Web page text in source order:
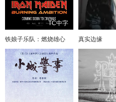
TC中字
铁娘子乐队：燃烧雄心 真实边缘